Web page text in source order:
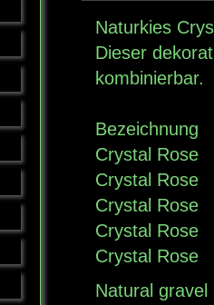
Naturkies
Dieser
kombinierbar.
Crystal
Crystal
Crystal
Crystal
Crystal
Natural